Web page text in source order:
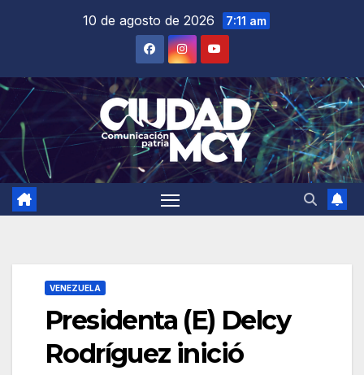
10 de agosto de 2026 7:11 am
VENEZUELA
Presidenta (E) Delcy
Rodríguez inició